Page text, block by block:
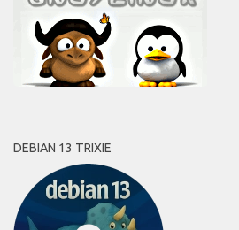
DEBIAN 13 TRIXIE